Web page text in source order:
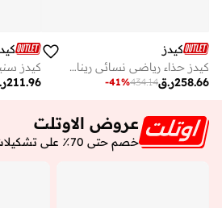
كيدز
كيدز حذاء رياضي نسائي رينا نايلونسويدي أحمر
ر.ق258.66
434.14
-41%
211.96
عروض الاوتلت
خصم حتى 70٪ على تشكيلات مختارة